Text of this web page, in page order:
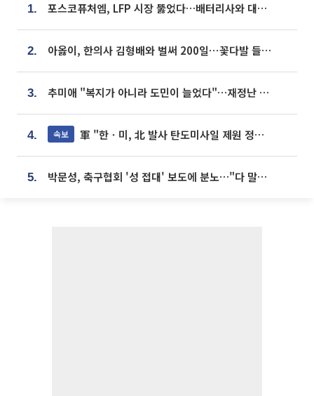
1. 포스코퓨처엠, LFP 시장 뚫었다…배터리사와 대규모 장기 공급 합의
2. 아옳이, 한의사 김형배와 벌써 200일⋯꽃다발 들고 "프러포즈 아냐"
3. 추미애 "복지가 아니라 도민이 늘었다"…재정난 책임론 정면돌파
4. 속보 軍 "한ㆍ미, 北 발사 탄도미사일 제원 정밀분석 중"
5. 박문성, 축구협회 '성 접대' 보도에 분노…"다 말아먹으려고 작정했나"